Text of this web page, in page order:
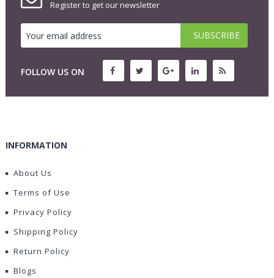
Register to get our newsletter
FOLLOW US ON
INFORMATION
About Us
Terms of Use
Privacy Policy
Shipping Policy
Return Policy
Blogs